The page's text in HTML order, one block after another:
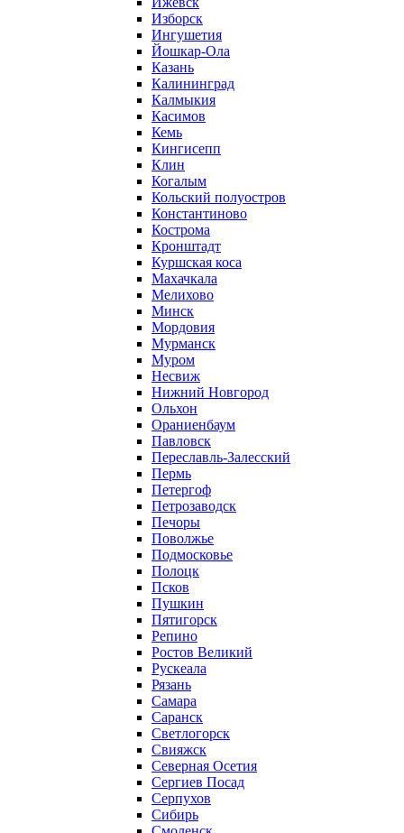
Изборск
Ингушетия
Йошкар-Ола
Казань
Калининград
Калмыкия
Касимов
Кемь
Кингисепп
Клин
Когалым
Кольский полуостров
Константиново
Кострома
Кронштадт
Куршская коса
Махачкала
Мелихово
Минск
Мордовия
Мурманск
Муром
Несвиж
Нижний Новгород
Ольхон
Ораниенбаум
Павловск
Переславль-Залесский
Пермь
Петергоф
Петрозаводск
Печоры
Поволжье
Подмосковье
Полоцк
Псков
Пушкин
Пятигорск
Репино
Ростов Великий
Рускеала
Рязань
Самара
Саранск
Светлогорск
Свияжск
Северная Осетия
Сергиев Посад
Серпухов
Сибирь